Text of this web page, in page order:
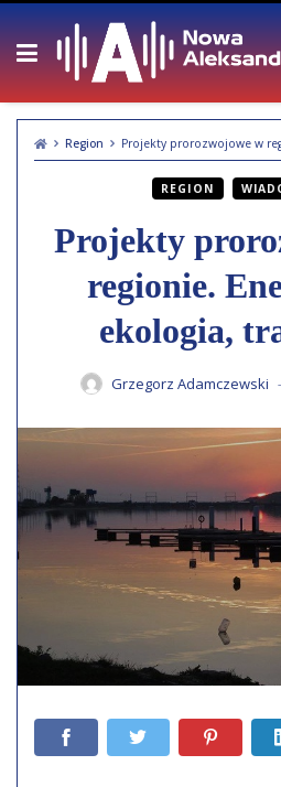
Skip
content
Region Projekty prorozwojowe w
REGION
Projekty
regionie.
ekologia,
Grzegorz Adamczewski